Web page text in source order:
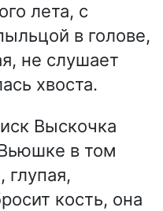
лета, с
в голове,
не слушает
хвоста.
Выскочка
в том
глупая,
кость, она